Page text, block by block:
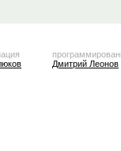
Дмитрий Леонов